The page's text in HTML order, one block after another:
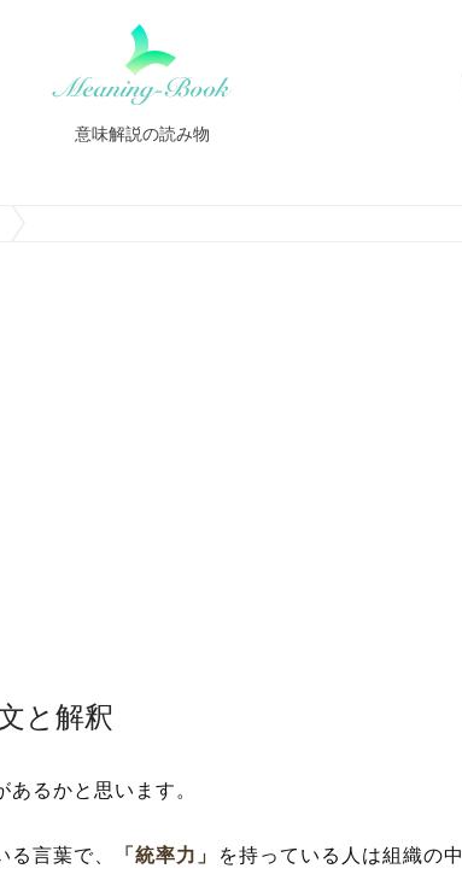
意味解説の読み物
と解釈
るかと思います。
言葉で、 「統率力」
を持っている人は組織の中